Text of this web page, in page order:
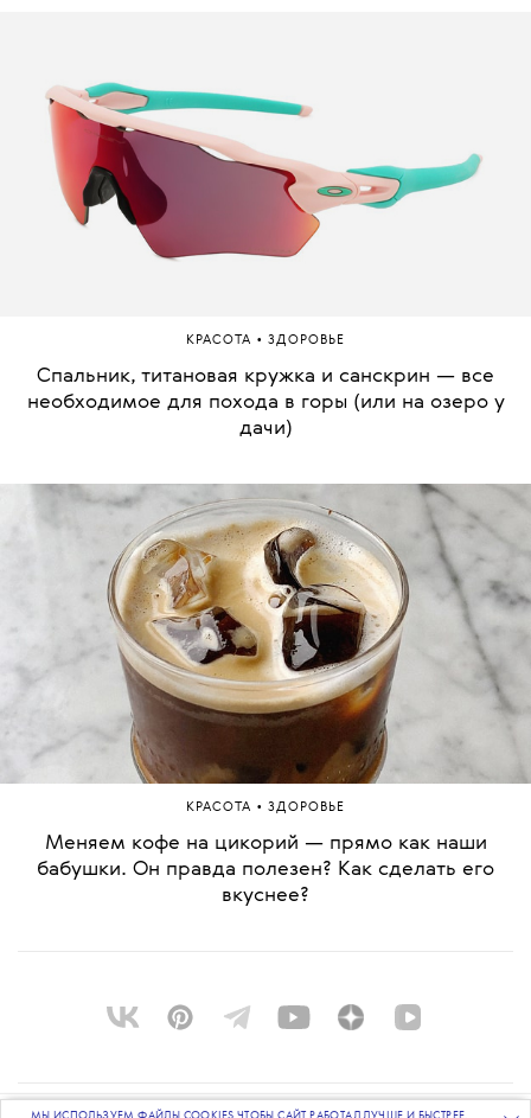
КРАСОТА • ЗДОРОВЬЕ
Спальник, титановая кружка и санскрин — все
необходимое для похода в горы (или на озеро у
дачи)
КРАСОТА • ЗДОРОВЬЕ
Меняем кофе на цикорий — прямо как наши
бабушки. Он правда полезен? Как сделать его
вкуснее?
МЫ ИСПОЛЬЗУЕМ ФАЙЛЫ COOKIES ЧТОБЫ САЙТ РАБОТАЛ ЛУЧШЕ И БЫСТРЕЕ.